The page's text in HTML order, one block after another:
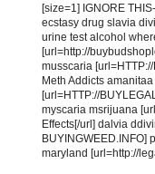
[size=1] IGNORE
ecstasy drug slavia
urine test alcohol
[url=http://
musscaria
Meth Addicts
[url=HTTP://
myscaria msrijuana
Effects[/url] dalvia
BUYINGWEED.INFO]
maryland [url=http://